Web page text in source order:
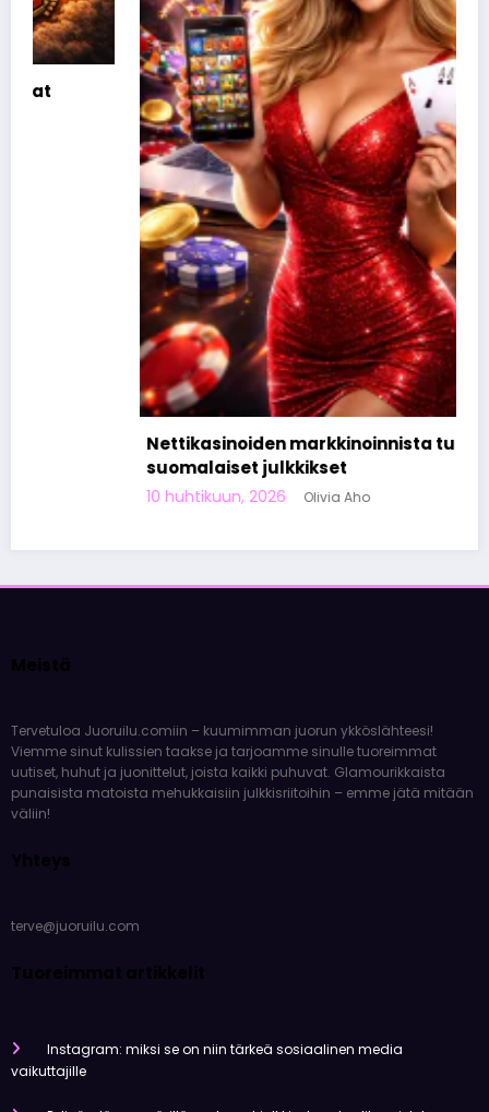
Nettikasinoiden markkinoinnista tunnetut
suomalaiset julkkikset
10 huhtikuun, 2026 Olivia Aho
Meistä
Tervetuloa Juoruilu.comiin – kuumimman juorun ykköslähteesi!
Viemme sinut kulissien taakse ja tarjoamme sinulle tuoreimmat
uutiset, huhut ja juonittelut, joista kaikki puhuvat. Glamourikkaista
punaisista matoista mehukkaisiin julkkisriitoihin – emme jätä mitään
väliin!
Yhteys
terve@juoruilu.com
Tuoreimmat artikkelit
Instagram: miksi se on niin tärkeä sosiaalinen media
vaikuttajille